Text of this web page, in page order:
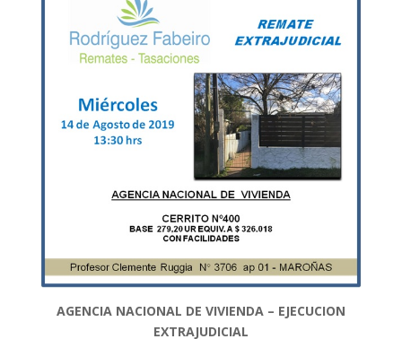
AGENCIA NACIONAL DE VIVIENDA – EJECUCION
EXTRAJUDICIAL